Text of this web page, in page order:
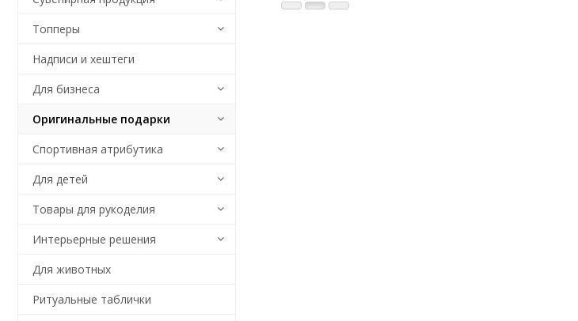
Топперы
Надписи и хештеги
Для бизнеса
Оригинальные подарки
Спортивная атрибутика
Для детей
Товары для рукоделия
Интерьерные решения
Для животных
Ритуальные таблички